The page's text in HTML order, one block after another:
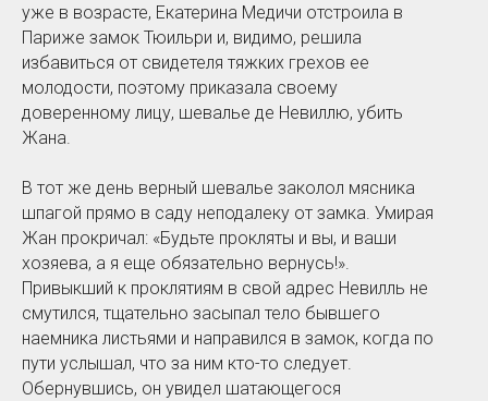
уже в возрасте, Екатерина Медичи отстроила в
Париже замок Тюильри и, видимо, решила
избавиться от свидетеля тяжких грехов ее
молодости, поэтому приказала своему
доверенному лицу, шевалье де Невиллю, убить
Жана.
В тот же день верный шевалье заколол мясника
шпагой прямо в саду неподалеку от замка. Умирая
Жан прокричал: «Будьте прокляты и вы, и ваши
хозяева, а я еще обязательно вернусь!».
Привыкший к проклятиям в свой адрес Невилль не
смутился, тщательно засыпал тело бывшего
наемника листьями и направился в замок, когда по
пути услышал, что за ним кто-то следует.
Обернувшись, он увидел шатающегося